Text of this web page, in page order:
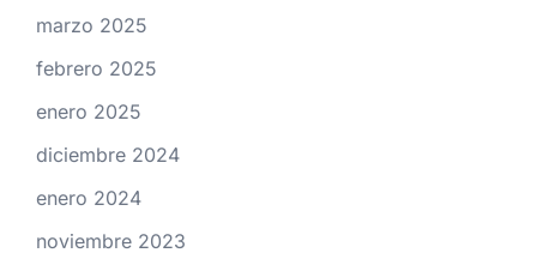
marzo 2025
febrero 2025
enero 2025
diciembre 2024
enero 2024
noviembre 2023